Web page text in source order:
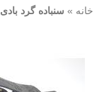
خانه » سنباده گرد بادی